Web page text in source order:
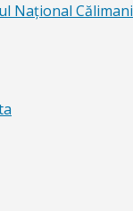
Naţional Călimani